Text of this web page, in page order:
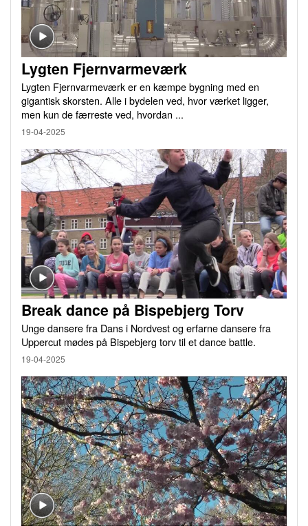
Lygten Fjernvarmeværk
Lygten Fjernvarmeværk er en kæmpe bygning med en
gigantisk skorsten. Alle i bydelen ved, hvor værket ligger,
men kun de færreste ved, hvordan ...
19-04-2025
Break dance på Bispebjerg Torv
Unge dansere fra Dans i Nordvest og erfarne dansere fra
Uppercut mødes på Bispebjerg torv til et dance battle.
19-04-2025